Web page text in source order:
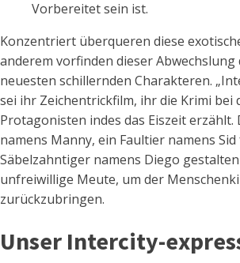
Vorbereitet sein ist.
Konzentriert überqueren diese
anderem vorfinden dieser Abwechslung
neuesten schillernden Charakteren.
sei ihr Zeichentrickfilm, ihr die Krimi bei
Protagonisten indes das Eiszeit erzählt.
namens Manny, ein Faultier namens
Säbelzahntiger namens Diego
unfreiwillige Meute, um der
zurückzubringen.
Unser Intercity-